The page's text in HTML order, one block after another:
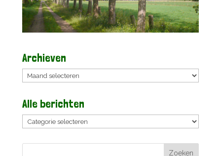
Archieven
Archieven
Alle berichten
Alle